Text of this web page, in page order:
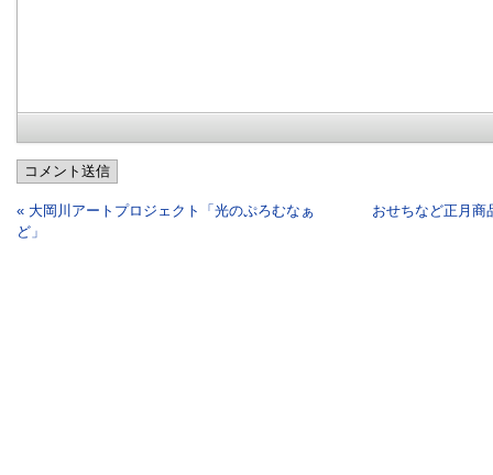
コメント送信
« 大岡川アートプロジェクト「光のぷろむなぁ
ど」
おせちなど正月商